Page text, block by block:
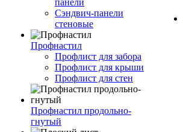
панели
Сэндвич-панели
стеновые
Профнастил
Профлист для забора
Профлист для крыши
Профлист для стен
Профнастил продольно-
гнутый